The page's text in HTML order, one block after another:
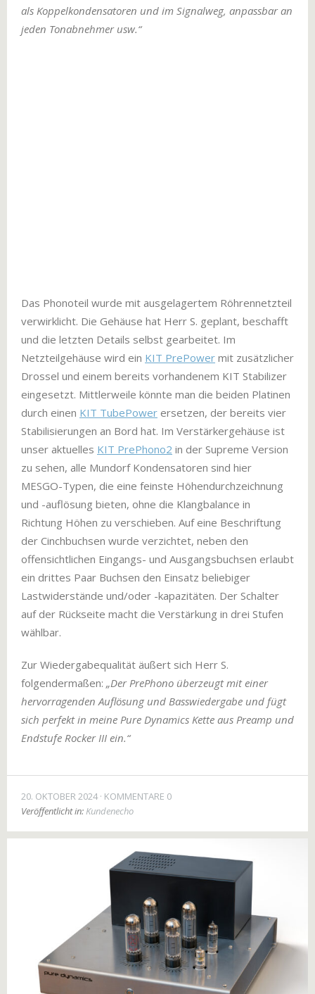
als Koppelkondensatoren und im Signalweg, anpassbar an
jeden Tonabnehmer usw.“
Das Phonoteil wurde mit ausgelagertem Röhrennetzteil
verwirklicht. Die Gehäuse hat Herr S. geplant, beschafft
und die letzten Details selbst gearbeitet. Im
Netzteilgehäuse wird ein KIT PrePower mit zusätzlicher
Drossel und einem bereits vorhandenem KIT Stabilizer
eingesetzt. Mittlerweile könnte man die beiden Platinen
durch einen KIT TubePower ersetzen, der bereits vier
Stabilisierungen an Bord hat. Im Verstärkergehäuse ist
unser aktuelles KIT PrePhono2 in der Supreme Version
zu sehen, alle Mundorf Kondensatoren sind hier
MESGO-Typen, die eine feinste Höhendurchzeichnung
und -auflösung bieten, ohne die Klangbalance in
Richtung Höhen zu verschieben. Auf eine Beschriftung
der Cinchbuchsen wurde verzichtet, neben den
offensichtlichen Eingangs- und Ausgangsbuchsen erlaubt
ein drittes Paar Buchsen den Einsatz beliebiger
Lastwiderstände und/oder -kapazitäten. Der Schalter
auf der Rückseite macht die Verstärkung in drei Stufen
wählbar.
Zur Wiedergabequalität äußert sich Herr S.
folgendermaßen: „Der PrePhono überzeugt mit einer
hervorragenden Auflösung und Basswiedergabe und fügt
sich perfekt in meine Pure Dynamics Kette aus Preamp und
Endstufe Rocker III ein.“
20. OKTOBER 2024 KOMMENTARE 0
Veröffentlicht in:Kundenecho